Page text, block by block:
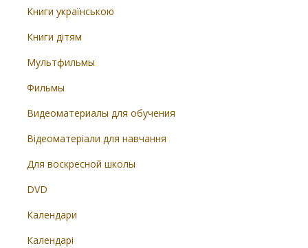
Книги українською
Книги дітям
Мультфильмы
Фильмы
Видеоматериалы для обучения
Відеоматеріали для навчання
Для воскресной школы
DVD
Календари
Календарі